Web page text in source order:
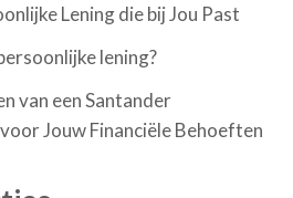
Lening die bij Jou Past
lening?
van een Santander
Jouw Financiële Behoeften